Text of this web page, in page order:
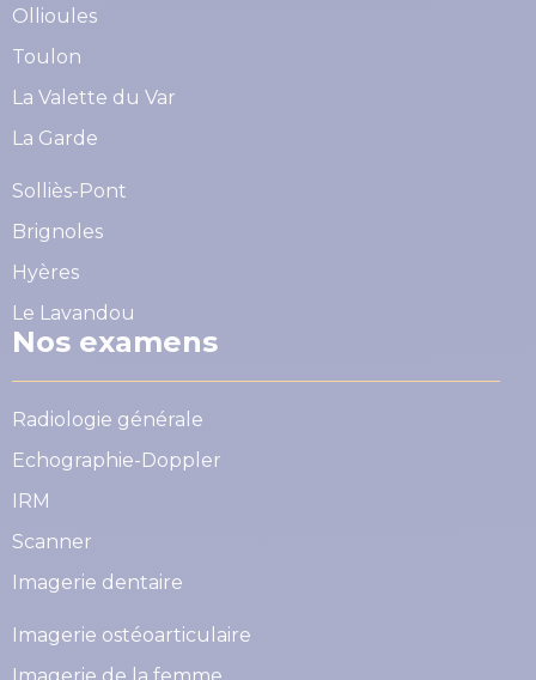
Ollioules
Toulon
La Valette du Var
La Garde
Solliès-Pont
Brignoles
Hyères
Le Lavandou
Nos examens
Radiologie générale
Echographie-Doppler
IRM
Scanner
Imagerie dentaire
Imagerie ostéoarticulaire
Imagerie de la femme